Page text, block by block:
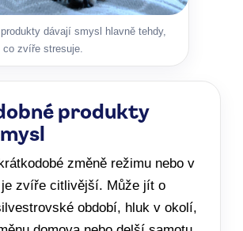
dávají smysl hlavně tehdy,
zvíře stresuje.
produkty
změně režimu nebo v
zvíře citlivější. Může jít o
období, hluk v okolí,